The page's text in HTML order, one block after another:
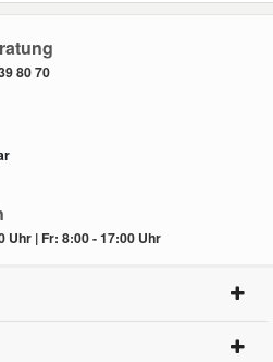
80 70
Uhr | Fr: 8:00 - 17:00 Uhr